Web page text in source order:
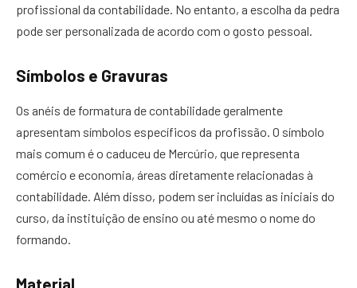
profissional da contabilidade. No entanto, a escolha da pedra
pode ser personalizada de acordo com o gosto pessoal.
Símbolos e Gravuras
Os anéis de formatura de contabilidade geralmente
apresentam símbolos específicos da profissão. O símbolo
mais comum é o caduceu de Mercúrio, que representa
comércio e economia, áreas diretamente relacionadas à
contabilidade. Além disso, podem ser incluídas as iniciais do
curso, da instituição de ensino ou até mesmo o nome do
formando.
Material